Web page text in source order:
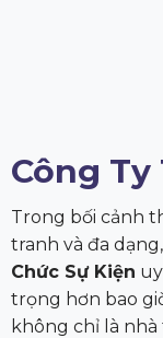
Công Ty
Trong bối cảnh
tranh và đa
Chức Sự Kiện
trọng hơn bao
không chỉ là